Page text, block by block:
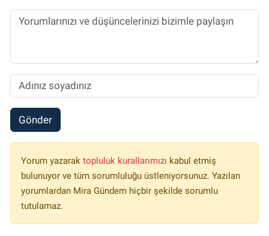
Gönder
Yorum yazarak topluluk kurallarımızı kabul etmiş
bulunuyor ve tüm sorumluluğu üstleniyorsunuz. Yazılan
yorumlardan Mira Gündem hiçbir şekilde sorumlu
tutulamaz.